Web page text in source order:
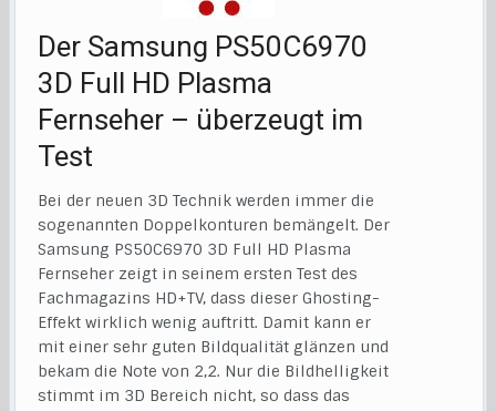
Der Samsung PS50C6970
3D Full HD Plasma
Fernseher – überzeugt im
Test
Bei der neuen 3D Technik werden immer die
sogenannten Doppelkonturen bemängelt. Der
Samsung PS50C6970 3D Full HD Plasma
Fernseher zeigt in seinem ersten Test des
Fachmagazins HD+TV, dass dieser Ghosting-
Effekt wirklich wenig auftritt. Damit kann er
mit einer sehr guten Bildqualität glänzen und
bekam die Note von 2,2. Nur die Bildhelligkeit
stimmt im 3D Bereich nicht, so dass das